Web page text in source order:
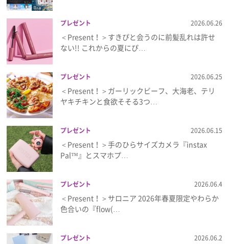
プレゼント 2026.06.26
＜Present！＞すきぴと会うのに前髪乱れは許せ
ない!! これからの夏にぴ…
プレゼント 2026.06.25
＜Present！＞ガーリックビーフ、大海老、テリ
ヤキチキンと食欲そそる3つ…
プレゼント 2026.06.15
＜Present！＞手のひらサイズカメラ『instax
Pal™』とスマホプ…
プレゼント 2026.06.4
＜Present！＞サロニア 2026年春夏限定やわらか
色合いの『flow(…
プレゼント 2026.06.2